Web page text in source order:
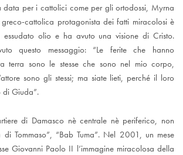
data per i cattolici come per gli ortodossi, Myrna
cattolica protagonista dei fatti miracolosi è
olio e ha avuto una visione di Cristo.
questo messaggio: “Le ferite che hanno
terra sono le stesse che sono nel mio corpo,
sono gli stessi; ma siate lieti, perché il loro
di Giuda”.
di Damasco nè centrale nè periferico, non
Tommaso”, “Bab Tuma”. Nel 2001, un mese
Giovanni Paolo II l’immagine miracolosa della